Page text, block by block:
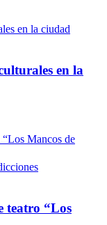
en la
teatro “Los